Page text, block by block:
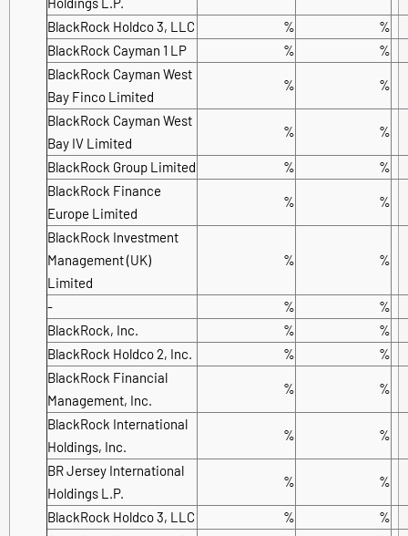
BlackRock Holdco 3, LLC %
%
BlackRock Cayman 1 LP
%
%
BlackRock Cayman West
Bay Finco Limited
% %
BlackRock Cayman West
Bay IV Limited
% %
BlackRock Group Limited %
%
BlackRock Finance
Europe Limited
% %
BlackRock Investment
Management (UK)
Limited
% %
- %
%
BlackRock, Inc.
%
%
BlackRock Holdco 2, Inc.
%
%
BlackRock Financial
Management, Inc.
% %
BlackRock International
Holdings, Inc.
% %
BR Jersey International
Holdings L.P.
% %
BlackRock Holdco 3, LLC %
%